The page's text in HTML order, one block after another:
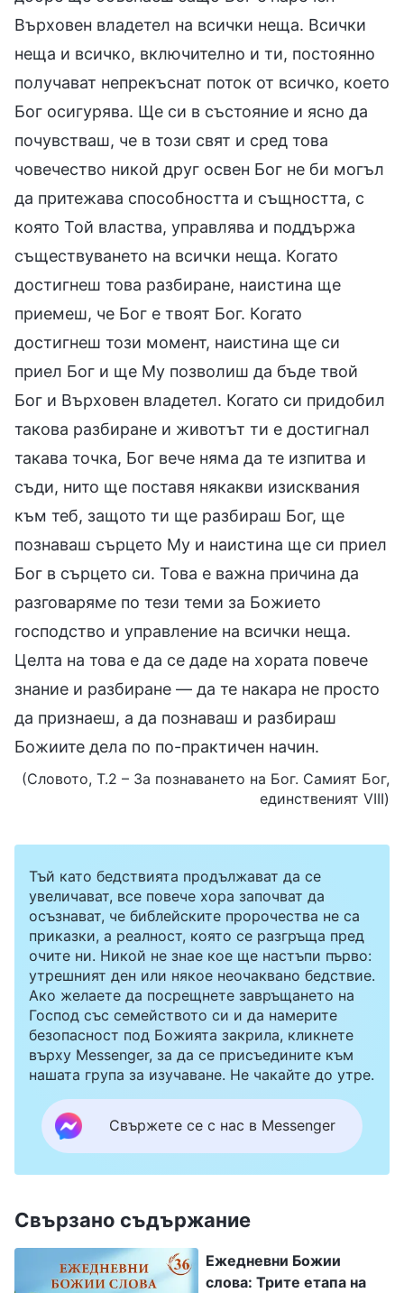
Върховен владетел на всички неща. Всички
неща и всичко, включително и ти, постоянно
получават непрекъснат поток от всичко, което
Бог осигурява. Ще си в състояние и ясно да
почувстваш, че в този свят и сред това
човечество никой друг освен Бог не би могъл
да притежава способността и същността, с
която Той властва, управлява и поддържа
съществуването на всички неща. Когато
достигнеш това разбиране, наистина ще
приемеш, че Бог е твоят Бог. Когато
достигнеш този момент, наистина ще си
приел Бог и ще Му позволиш да бъде твой
Бог и Върховен владетел. Когато си придобил
такова разбиране и животът ти е достигнал
такава точка, Бог вече няма да те изпитва и
съди, нито ще поставя някакви изисквания
към теб, защото ти ще разбираш Бог, ще
познаваш сърцето Му и наистина ще си приел
Бог в сърцето си. Това е важна причина да
разговаряме по тези теми за Божието
господство и управление на всички неща.
Целта на това е да се даде на хората повече
знание и разбиране — да те накара не просто
да признаеш, а да познаваш и разбираш
Божиите дела по по-практичен начин.
(Словото, Т.2 – За познаването на Бог. Самият Бог,
единственият VIII)
Тъй като бедствията продължават да се
увеличават, все повече хора започват да
осъзнават, че библейските пророчества не са
приказки, а реалност, която се разгръща пред
очите ни. Никой не знае кое ще настъпи първо:
утрешният ден или някое неочаквано бедствие.
Ако желаете да посрещнете завръщането на
Господ със семейството си и да намерите
безопасност под Божията закрила, кликнете
върху Messenger, за да се присъедините към
нашата група за изучаване. Не чакайте до утре.
Свържете се с нас в Messenger
Свързано съдържание
Ежедневни Божии
слова: Трите етапа на